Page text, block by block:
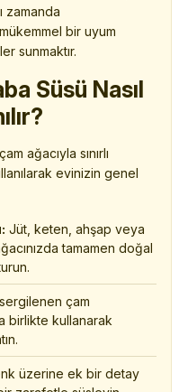
zamanda
bir uyum
sunmaktır.
Süsü Nasıl
ağacıyla sınırlı
evinizin genel
Jüt, keten, ahşap veya
tamamen doğal
çam
birlikte kullanarak
üzerine ek bir detay